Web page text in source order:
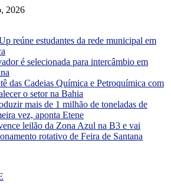
2026
reúne estudantes da rede municipal em
é selecionada para intercâmbio em
das Cadeias Química e Petroquímica com
o setor na Bahia
mais de 1 milhão de toneladas de
vez, aponta Etene
leilão da Zona Azul na B3 e vai
rotativo de Feira de Santana